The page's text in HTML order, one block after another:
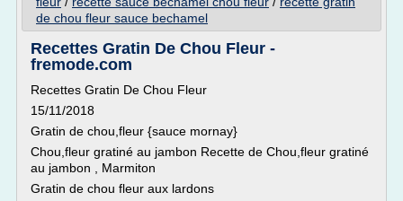
de chou fleur sauce bechamel
Recettes Gratin De Chou Fleur -
fremode.com
Recettes Gratin De Chou Fleur
15/11/2018
Gratin de chou,fleur {sauce mornay}
Chou,fleur gratiné au jambon Recette de Chou,fleur gratiné
au jambon , Marmiton
Gratin de chou fleur aux lardons